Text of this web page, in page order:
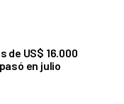
de US$ 16.000
en julio